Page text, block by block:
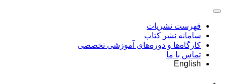
فهرست نشریات
سامانه نشر کتاب
کارگاه‌ها و دوره‌های آموزشی تخصصی
تماس با ما
English